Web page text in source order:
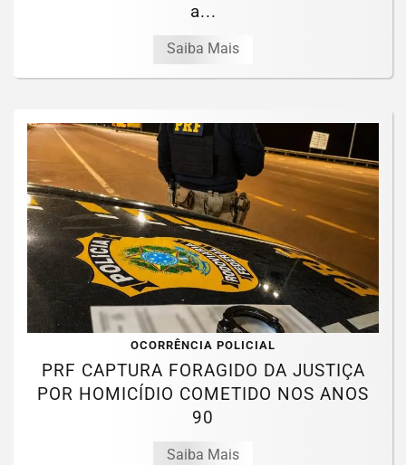
a...
Saiba Mais
OCORRÊNCIA POLICIAL
PRF CAPTURA FORAGIDO DA JUSTIÇA
POR HOMICÍDIO COMETIDO NOS ANOS
90
Saiba Mais